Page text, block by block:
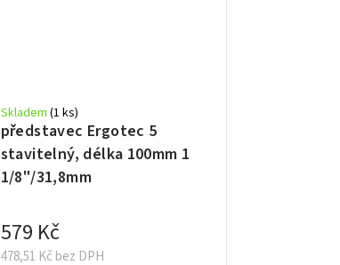
představec Ergotec 5
stavitelný, délka 100mm 1
1/8"/31,8mm
Skladem (1 ks)
478,51 Kč bez DPH
579 Kč